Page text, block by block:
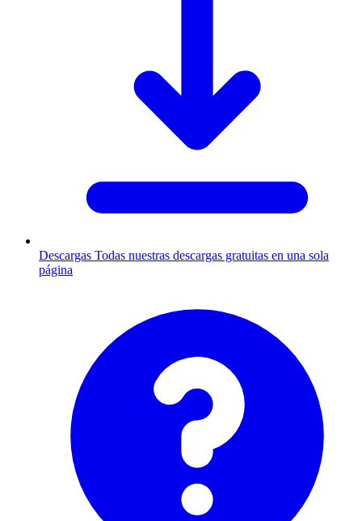
Descargas Todas nuestras descargas gratuitas en una sola
página